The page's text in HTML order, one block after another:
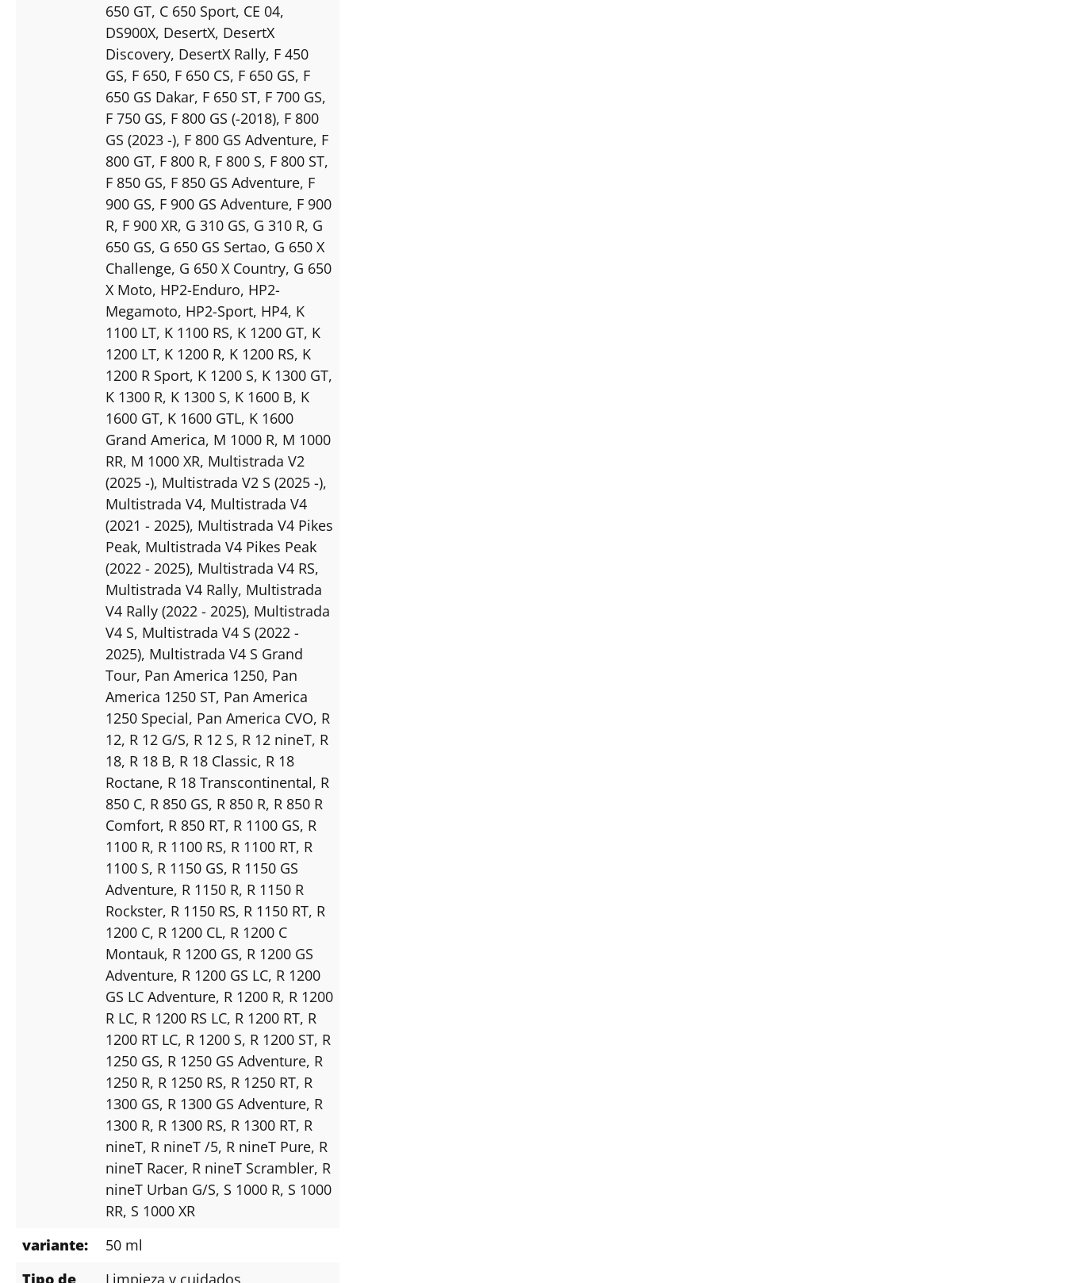
650 GT, C 650 Sport, CE 04,
DS900X, DesertX, DesertX
Discovery, DesertX Rally, F 450
GS, F 650, F 650 CS, F 650 GS, F
650 GS Dakar, F 650 ST, F 700 GS,
F 750 GS, F 800 GS (-2018), F 800
GS (2023 -), F 800 GS Adventure, F
800 GT, F 800 R, F 800 S, F 800 ST,
F 850 GS, F 850 GS Adventure, F
900 GS, F 900 GS Adventure, F 900
R, F 900 XR, G 310 GS, G 310 R, G
650 GS, G 650 GS Sertao, G 650 X
Challenge, G 650 X Country, G 650
X Moto, HP2-Enduro, HP2-
Megamoto, HP2-Sport, HP4, K
1100 LT, K 1100 RS, K 1200 GT, K
1200 LT, K 1200 R, K 1200 RS, K
1200 R Sport, K 1200 S, K 1300 GT,
K 1300 R, K 1300 S, K 1600 B, K
1600 GT, K 1600 GTL, K 1600
Grand America, M 1000 R, M 1000
RR, M 1000 XR, Multistrada V2
(2025 -), Multistrada V2 S (2025 -),
Multistrada V4, Multistrada V4
(2021 - 2025), Multistrada V4 Pikes
Peak, Multistrada V4 Pikes Peak
(2022 - 2025), Multistrada V4 RS,
Multistrada V4 Rally, Multistrada
V4 Rally (2022 - 2025), Multistrada
V4 S, Multistrada V4 S (2022 -
2025), Multistrada V4 S Grand
Tour, Pan America 1250, Pan
America 1250 ST, Pan America
1250 Special, Pan America CVO, R
12, R 12 G/S, R 12 S, R 12 nineT, R
18, R 18 B, R 18 Classic, R 18
Roctane, R 18 Transcontinental, R
850 C, R 850 GS, R 850 R, R 850 R
Comfort, R 850 RT, R 1100 GS, R
1100 R, R 1100 RS, R 1100 RT, R
1100 S, R 1150 GS, R 1150 GS
Adventure, R 1150 R, R 1150 R
Rockster, R 1150 RS, R 1150 RT, R
1200 C, R 1200 CL, R 1200 C
Montauk, R 1200 GS, R 1200 GS
Adventure, R 1200 GS LC, R 1200
GS LC Adventure, R 1200 R, R 1200
R LC, R 1200 RS LC, R 1200 RT, R
1200 RT LC, R 1200 S, R 1200 ST, R
1250 GS, R 1250 GS Adventure, R
1250 R, R 1250 RS, R 1250 RT, R
1300 GS, R 1300 GS Adventure, R
1300 R, R 1300 RS, R 1300 RT, R
nineT, R nineT /5, R nineT Pure, R
nineT Racer, R nineT Scrambler, R
nineT Urban G/S, S 1000 R, S 1000
RR, S 1000 XR
variante:
50 ml
Tipo de
Limpieza y cuidados